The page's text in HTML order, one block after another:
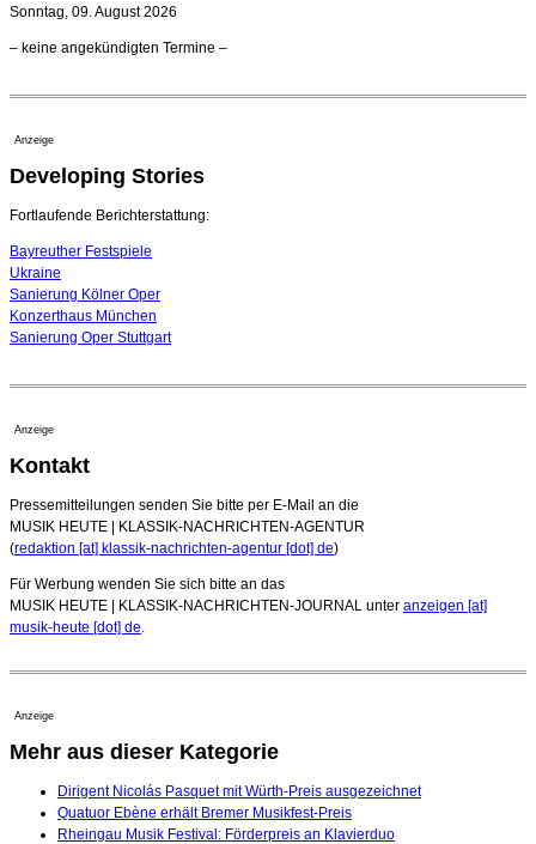
Ensemblemitglieder
Dirigent Nicolás Pasquet mit Würth-Preis der
Jeunesses Musicales ausgezeichnet
07. August 2026 - 13:20 Uhr
Sonntag, 09. August 2026
– keine angekündigten Termine –
Anzeige
Developing Stories
Fortlaufende Berichterstattung:
Bayreuther Festspiele
Ukraine
Sanierung Kölner Oper
Konzerthaus München
Sanierung Oper Stuttgart
Anzeige
Kontakt
Pressemitteilungen senden Sie bitte per E-Mail an die
MUSIK HEUTE | KLASSIK-NACHRICHTEN-AGENTUR
(redaktion [at] klassik-nachrichten-agentur [dot] de)
Für Werbung wenden Sie sich bitte an das
MUSIK HEUTE | KLASSIK-NACHRICHTEN-JOURNAL unter anzeigen [at]
musik-heute [dot] de
Anzeige
Mehr aus dieser Kategorie
Dirigent Nicolás Pasquet mit Würth-Preis ausgezeichnet
Quatuor Ebène erhält Bremer Musikfest-Preis
Rheingau Musik Festival: Förderpreis an Klavierduo